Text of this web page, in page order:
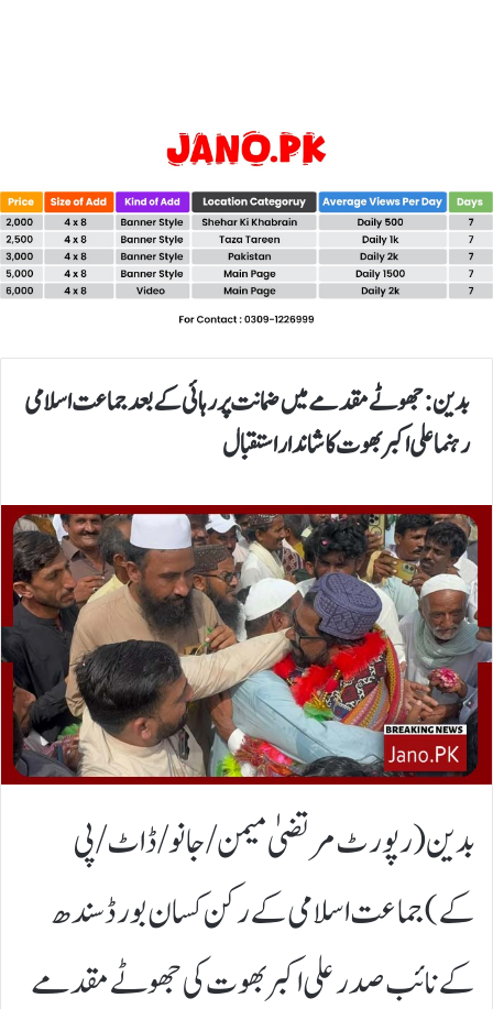
بدین: جھوٹے مقدمے میں ضمانت پررہائی کے بعد جماعت اسلامی
رہنما علی اکبر بھوت کا شاندار استقبال
بدین(رپورٹ مرتضیٰ میمن/جانو/ڈاٹ/پی
کے)جماعت اسلامی کے رکن کسان بورڈ سندھ
کے نائب صدر علی اکبر بھوت کی جھوٹے مقدمے